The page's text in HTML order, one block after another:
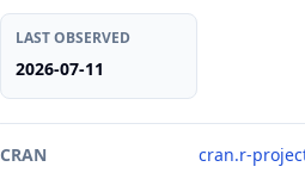
LAST OBSERVED
2026-07-11
CRAN cran.r-